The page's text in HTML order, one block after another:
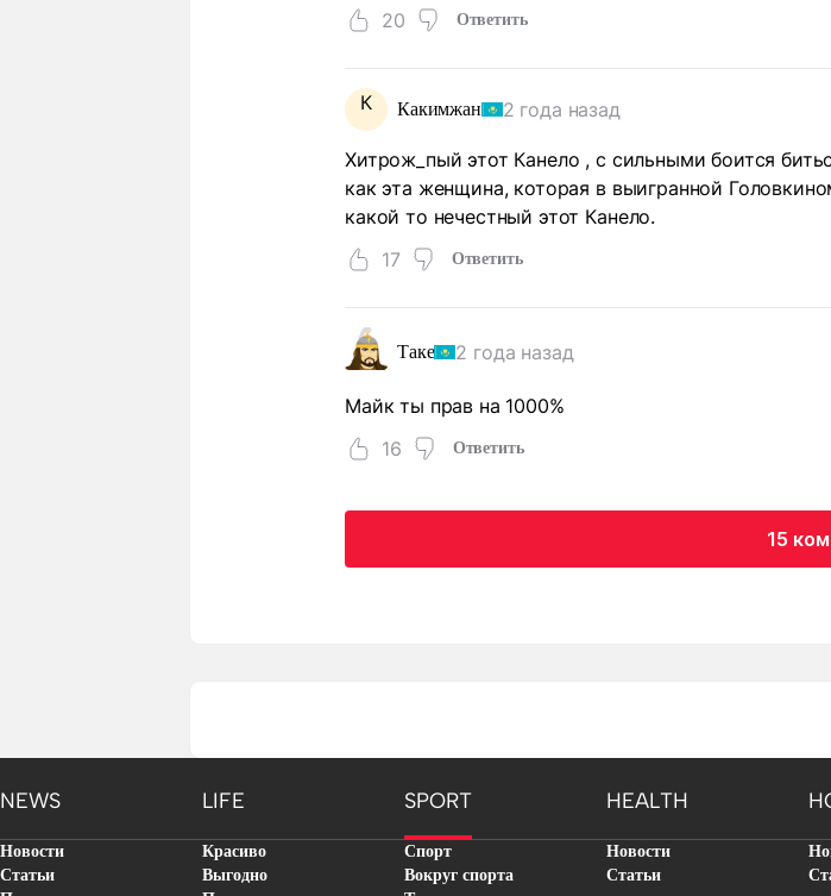
20
Ответить
К Какимжан 2 года назад
Хитрож_пый этот Канело , с сильными боится
как эта женщина, которая в выигранной
какой то нечестный этот Канело.
17
Ответить
Таке 2 года назад
Майк ты прав на 1000%
16
Ответить
15
NEWS LIFE SPORT HEALTH
Новости
Статьи
Красиво
Выгодно
Спорт
Вокруг спорта
Новости
Статьи